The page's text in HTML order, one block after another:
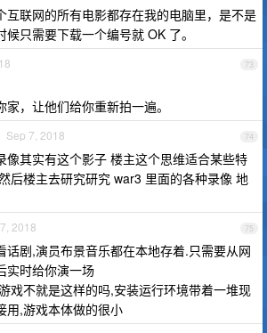
互联网的所有电影都存在我的电脑里，是不是
只需要下载一个编号就 OK 了。
73
，让他们给你重新拍一遍。
74
Sep 7, 2018
像其实有这个影子 楼主这个思维适合某些特
后楼主去研究研究 war3 里面的各种录像 地
75
2018
话剧,演员布景音乐都在本地存着.只需要从网
实时给你演一场
戏不就是这样的吗,安装运行环境带着一堆现
用,游戏本体做的很小